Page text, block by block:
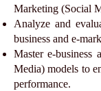
Marketing (Social
Analyze and
business and e-
Master e-business
Media) models to
performance.